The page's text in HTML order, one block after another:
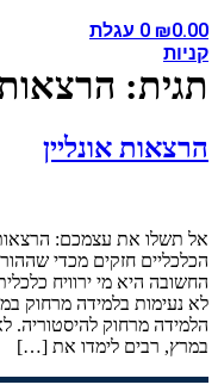
₪0.00
0 עגלת
קניות
תגית: הרצאות
הרצאות אונליין
אל תשלו את עצמכם: הרצאות
הכלכליים חזקים מכדי
החשובה היא מי ירוויח
לא נעימות בלמידה מרחוק
הלמידה מרחוק להיסטוריה.
במרץ, רבים לימדו את […]